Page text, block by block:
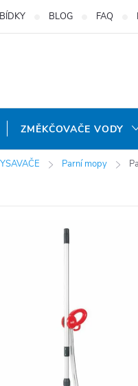
BLOG FAQ
ZMĚKČOVAČE VODY
Parní mopy